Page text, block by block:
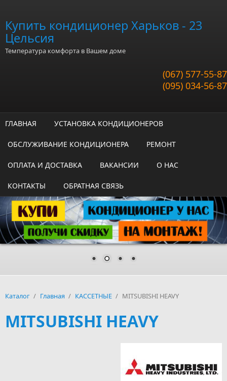
Купить кондиционер Харьков - 23
Цельсия
Температура комфорта в Вашем доме
(067) 577-55-87
(095) 034-56-87
ГЛАВНАЯ УСТАНОВКА КОНДИЦИОНЕРОВ
ОБСЛУЖИВАНИЕ КОНДИЦИОНЕРА РЕМОНТ
ОПЛАТА И ДОСТАВКА ВАКАНСИИ О НАС
КОНТАКТЫ ОБРАТНАЯ СВЯЗЬ
Каталог / Главная / КАССЕТНЫЕ / MITSUBISHI HEAVY
MITSUBISHI HEAVY